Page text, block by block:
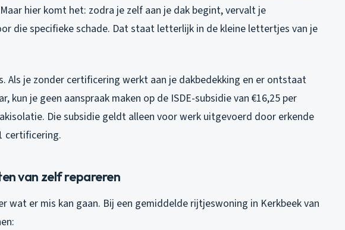
hier komt het: zodra je zelf aan je dak begint, vervalt je
die specifieke schade. Dat staat letterlijk in de kleine lettertjes van je
Als je zonder certificering werkt aan je dakbedekking en er ontstaat
kun je geen aanspraak maken op de ISDE-subsidie van €16,25 per
Die subsidie geldt alleen voor werk uitgevoerd door erkende
certificering.
van zelf repareren
wat er mis kan gaan. Bij een gemiddelde rijtjeswoning in Kerkbeek van